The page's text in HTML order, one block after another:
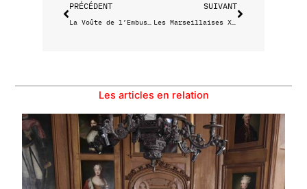
PRÉCÉDENT
La Voûte de l’Embuscade : le nouveau lieu éphémère du Collectif Borderline
SUIVANT
Les Marseillaises X Les Théâtres
Les articles en relation